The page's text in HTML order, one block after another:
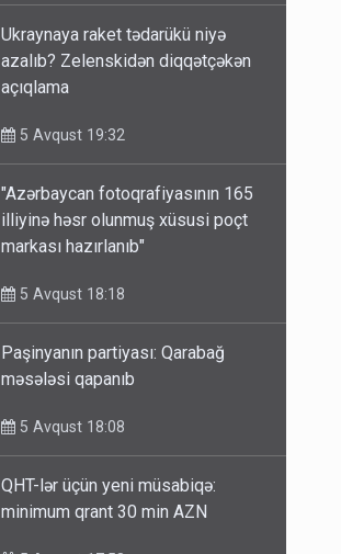
Ukraynaya raket tədarükü niyə
azalıb? Zelenskidən diqqətçəkən
"Azərbaycan fotoqrafiyasının 165
illiyinə həsr olunmuş xüsusi poçt
Paşinyanın partiyası: Qarabağ
QHT-lər üçün yeni müsabiqə: